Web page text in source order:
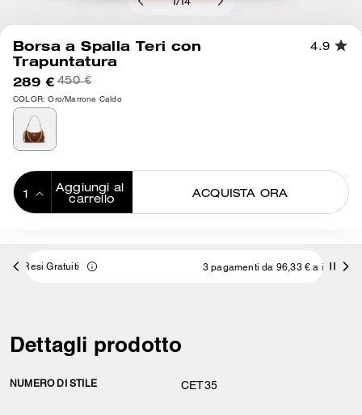
/ 14
Borsa a Spalla Teri con
Trapuntatura
4.9
289 € 450 €
COLOR: Oro/Marrone Caldo
Aggiungi al
carrello
ACQUISTA ORA
3 pagamenti da 96,33 € a interessi 0% con
Dettagli prodotto
NUMERO DI STILE CET35